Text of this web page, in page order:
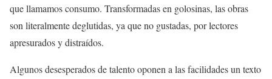
que llamamos consumo. Transformadas en golosinas, las obras
son literalmente deglutidas, ya que no gustadas, por lectores
apresurados y distraídos.
Algunos desesperados de talento oponen a las facilidades un texto